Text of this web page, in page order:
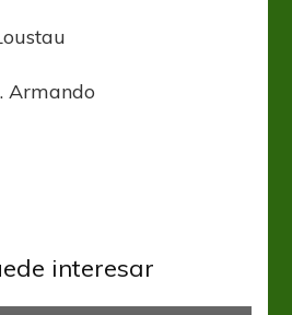
Armando
interesar
Profesional